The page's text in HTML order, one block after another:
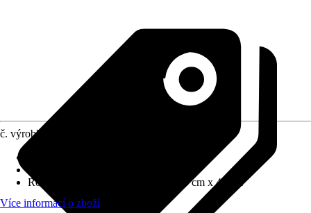
č. výrobku
Rozměry (ŠxVxH)
100.5 cm x 87.5 cm x 46 cm
Více informací o zboží